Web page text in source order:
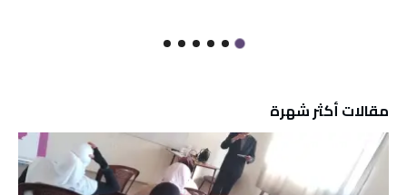
مقالات أكثر شهرة